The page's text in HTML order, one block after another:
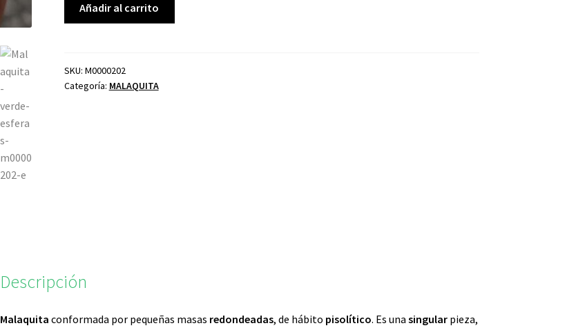
Añadir al carrito
SKU: M0000202
Categoría: MALAQUITA
Descripción
Malaquita conformada por pequeñas masas redondeadas, de hábito pisolítico. Es unasingular pieza,